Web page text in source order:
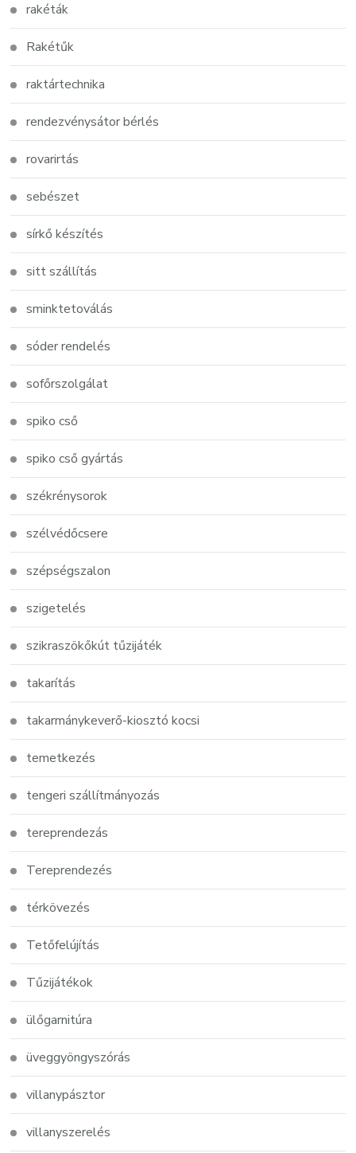
rakéták
Rakétűk
raktártechnika
rendezvénysátor bérlés
rovarirtás
sebészet
sírkő készítés
sitt szállítás
sminktetoválás
sóder rendelés
sofőrszolgálat
spiko cső
spiko cső gyártás
székrénysorok
szélvédőcsere
szépségszalon
szigetelés
szikraszökőkút tűzijáték
takarítás
takarmánykeverő-kiosztó kocsi
temetkezés
tengeri szállítmányozás
tereprendezás
Tereprendezés
térkövezés
Tetőfelújítás
Tűzijátékok
ülőgarnitúra
üveggyöngyszórás
villanypásztor
villanyszerelés